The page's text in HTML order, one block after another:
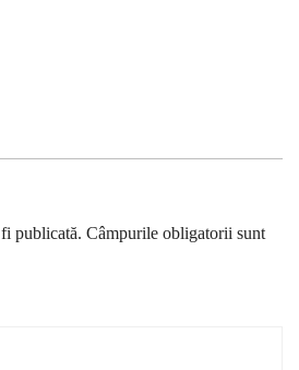
publicată. Câmpurile obligatorii sunt